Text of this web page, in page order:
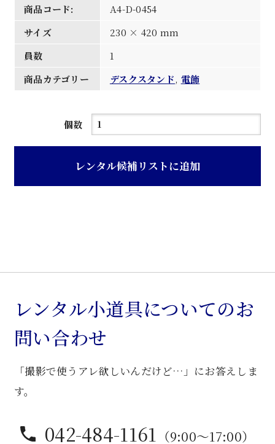
商品コード:
A4-D-0454
サイズ
230 × 420 mm
員数
1
商品カテゴリー
デスクスタンド, 電飾
個数
デ
ス
レンタル候補リストに追加
レンタル小道具についてのお
問い合わせ
「撮影で使うアレ欲しいんだけど…」にお答えしま
す。
042-484-1161 （9:00〜17:00）